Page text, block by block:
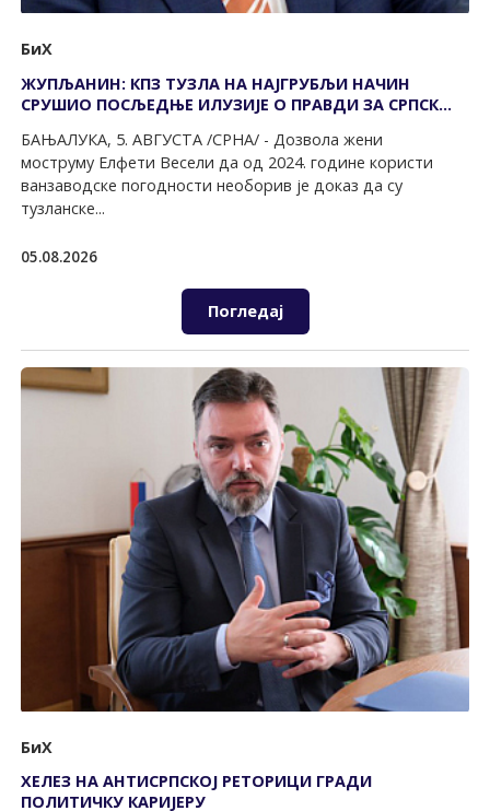
БиХ
ЖУПЉАНИН: КПЗ ТУЗЛА НА НАЈГРУБЉИ НАЧИН
СРУШИО ПОСЉЕДЊЕ ИЛУЗИЈЕ О ПРАВДИ ЗА СРПСКЕ
БАЊАЛУКА, 5. АВГУСТА /СРНА/ - Дозвола жени
моструму Елфети Весели да од 2024. године користи
ванзаводске погодности необорив је доказ да су
тузланске...
05.08.2026
Погледај
БиХ
ХЕЛЕЗ НА АНТИСРПСКОЈ РЕТОРИЦИ ГРАДИ
ПОЛИТИЧКУ КАРИЈЕРУ